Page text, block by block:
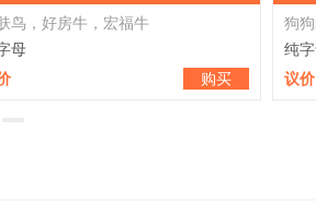
纯字母